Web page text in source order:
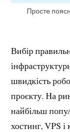
Просте
Вибір
швидкість
проєкту. На
найбільш
хостинг, VPS